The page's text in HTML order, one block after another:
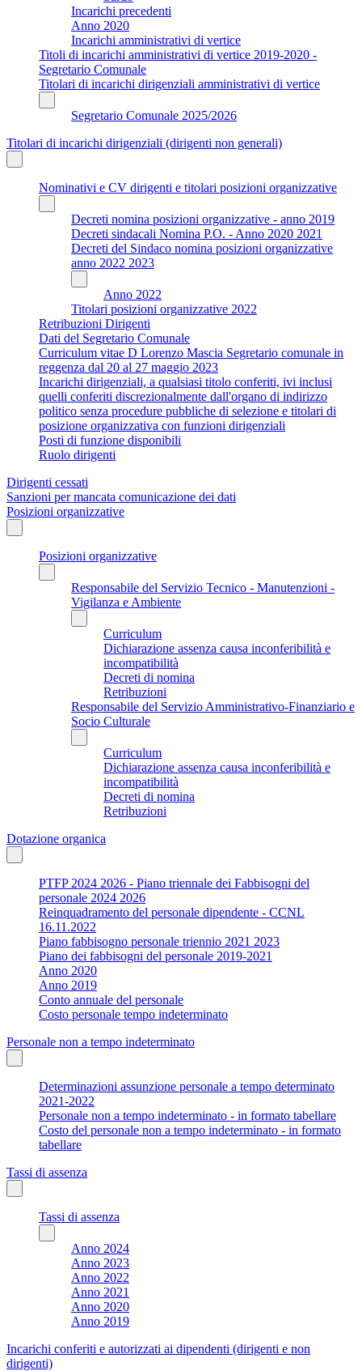
Incarichi precedenti
Anno 2020
Incarichi amministrativi di vertice
Titoli di incarichi amministrativi di vertice 2019-2020 -
Segretario Comunale
Titolari di incarichi dirigenziali amministrativi di vertice
Segretario Comunale 2025/2026
Titolari di incarichi dirigenziali (dirigenti non generali)
Nominativi e CV dirigenti e titolari posizioni organizzative
Decreti nomina posizioni organizzative - anno 2019
Decreti sindacali Nomina P.O. - Anno 2020 2021
Decreti del Sindaco nomina posizioni organizzative
anno 2022 2023
Anno 2022
Titolari posizioni organizzative 2022
Retribuzioni Dirigenti
Dati del Segretario Comunale
Curriculum vitae D Lorenzo Mascia Segretario comunale in
reggenza dal 20 al 27 maggio 2023
Incarichi dirigenziali, a qualsiasi titolo conferiti, ivi inclusi
quelli conferiti discrezionalmente dall'organo di indirizzo
politico senza procedure pubbliche di selezione e titolari di
posizione organizzativa con funzioni dirigenziali
Posti di funzione disponibili
Ruolo dirigenti
Dirigenti cessati
Sanzioni per mancata comunicazione dei dati
Posizioni organizzative
Posizioni organizzative
Responsabile del Servizio Tecnico - Manutenzioni -
Vigilanza e Ambiente
Curriculum
Dichiarazione assenza causa inconferibilità e
incompatibilità
Decreti di nomina
Retribuzioni
Responsabile del Servizio Amministrativo-Finanziario e
Socio Culturale
Curriculum
Dichiarazione assenza causa inconferibilità e
incompatibilità
Decreti di nomina
Retribuzioni
Dotazione organica
PTFP 2024 2026 - Piano triennale dei Fabbisogni del
personale 2024 2026
Reinquadramento del personale dipendente - CCNL
16.11.2022
Piano fabbisogno personale triennio 2021 2023
Piano dei fabbisogni del personale 2019-2021
Anno 2020
Anno 2019
Conto annuale del personale
Costo personale tempo indeterminato
Personale non a tempo indeterminato
Determinazioni assunzione personale a tempo determinato
2021-2022
Personale non a tempo indeterminato - in formato tabellare
Costo del personale non a tempo indeterminato - in formato
tabellare
Tassi di assenza
Tassi di assenza
Anno 2024
Anno 2023
Anno 2022
Anno 2021
Anno 2020
Anno 2019
Incarichi conferiti e autorizzati ai dipendenti (dirigenti e non
dirigenti)